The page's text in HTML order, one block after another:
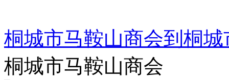
桐城市马鞍山商会到桐
桐城市马鞍山商会